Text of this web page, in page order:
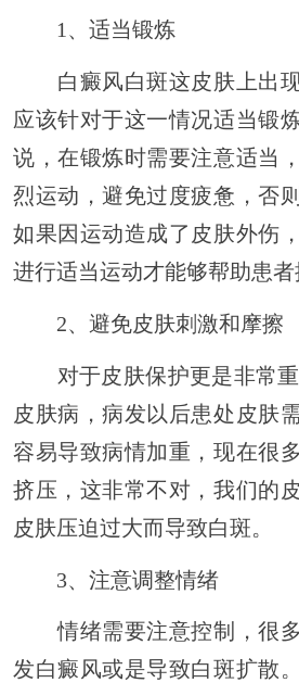
1、适当锻炼
白癜风白斑这皮肤上出现
应该针对于这一情况适当锻
说，在锻炼时需要注意适当
烈运动，避免过度疲惫，否
如果因运动造成了皮肤外伤
进行适当运动才能够帮助患
2、避免皮肤刺激和摩擦
对于皮肤保护更是非常重
皮肤病，病发以后患处皮肤
容易导致病情加重，现在很
挤压，这非常不对，我们的
皮肤压迫过大而导致白斑。
3、注意调整情绪
情绪需要注意控制，很多
发白癜风或是导致白斑扩散